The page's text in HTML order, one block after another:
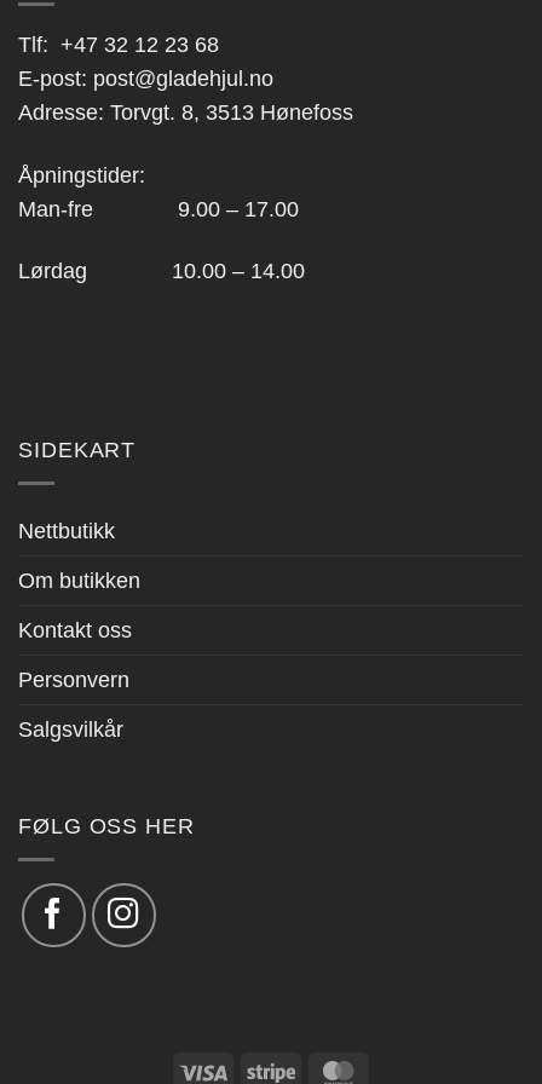
Tlf: +47 32 12 23 68
E-post: post@gladehjul.no
Adresse: Torvgt. 8, 3513 Hønefoss
Åpningstider:
Man-fre 9.00 – 17.00
Lørdag 10.00 – 14.00
SIDEKART
Nettbutikk
Om butikken
Kontakt oss
Personvern
Salgsvilkår
FØLG OSS HER
Visa Stripe